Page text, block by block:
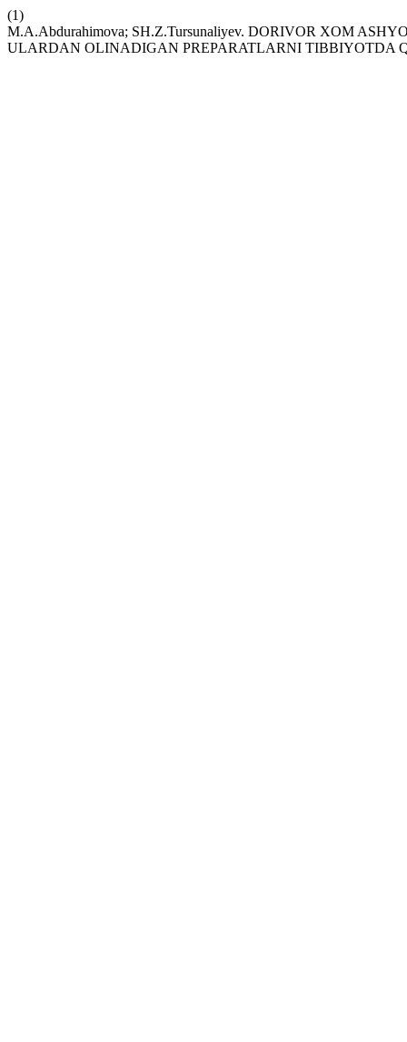
(1)
M.A.Abdurahimova; SH.Z.Tursunaliyev. DORIVOR XOM
ULARDAN OLINADIGAN PREPARATLARNI TIBBIYOTDA